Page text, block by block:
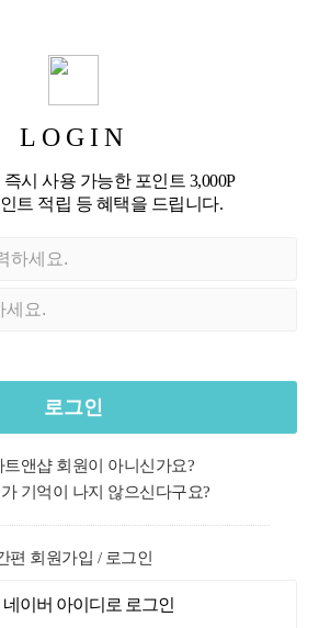
LOGIN
시 사용 가능한 포인트 3,000P
트 적립 등 혜택을 드립니다.
로그인
트앤샵 회원이 아니신가요?
기억이 나지 않으신다구요?
편 회원가입 / 로그인
네이버 아이디로 로그인